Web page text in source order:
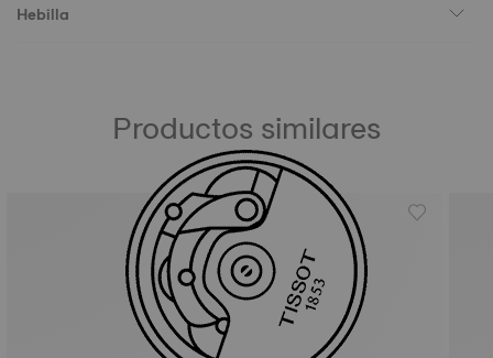
Hebilla
Productos similares